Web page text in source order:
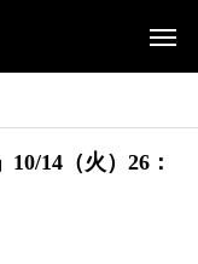
14（火）26：